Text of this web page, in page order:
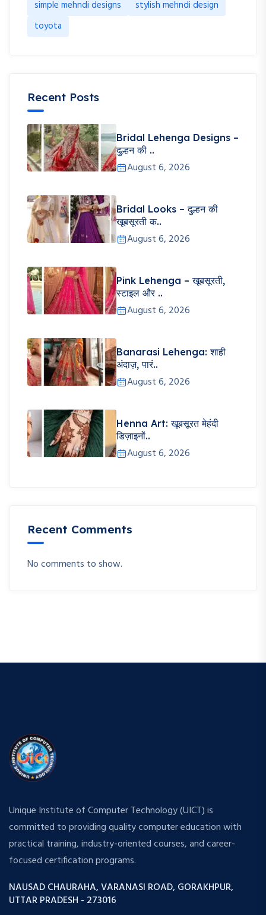
simple mehndi designs
stylish mehndi design
toyota
Recent Posts
Bridal Lehenga Designs –
दुल्हन की ..
August 6, 2026
Bridal Looks – दुल्हन की
खूबसूरती क..
August 6, 2026
Pink Lehenga – खूबसूरती,
स्टाइल और ..
August 6, 2026
Banarasi Lehenga: शाही
अंदाज़, पारं..
August 6, 2026
Henna Art: खूबसूरत मेहंदी
डिज़ाइनों..
August 6, 2026
Recent Comments
No comments to show.
Unique Institute of Computer Technology (UICT) is
committed to providing quality computer education with
practical training, industry-oriented courses, and career-
focused certification programs.
NAUSAD CHAURAHA, VARANASI ROAD, GORAKHPUR,
UTTAR PRADESH - 273016